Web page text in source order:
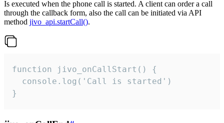
Is executed when the phone call is started. A client can order a call
through the callback form, also the call can be initiated via API
method jivo_api.startCall().
function jivo_onCallStart() {
  console.log('Call is started')
}